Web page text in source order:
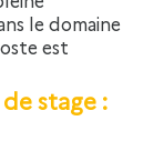
le domaine
est
stage :